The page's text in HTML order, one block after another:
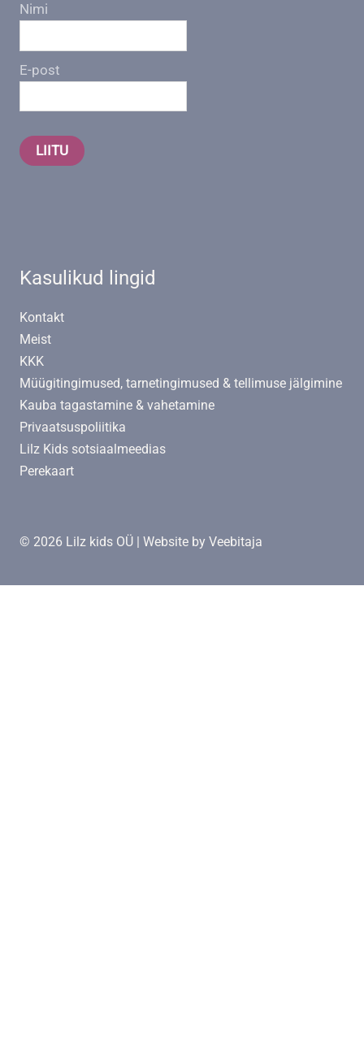
Nimi
E-post
LIITU
Kasulikud lingid
Kontakt
Meist
KKK
Müügitingimused, tarnetingimused & tellimuse jälgimine
Kauba tagastamine & vahetamine
Privaatsuspoliitika
Lilz Kids sotsiaalmeedias
Perekaart
© 2026 Lilz kids OÜ | Website by Veebitaja